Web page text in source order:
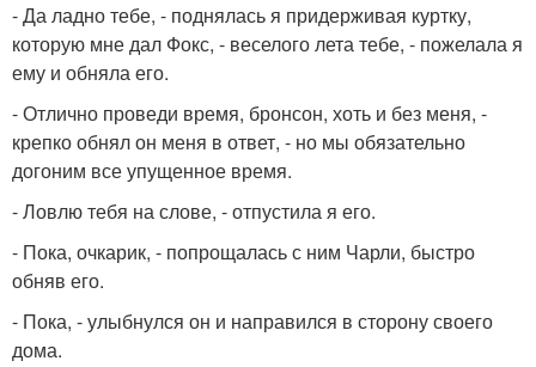
- Да ладно тебе, - поднялась я придерживая куртку,
которую мне дал Фокс, - веселого лета тебе, - пожелала я
ему и обняла его.
- Отлично проведи время, бронсон, хоть и без меня, -
крепко обнял он меня в ответ, - но мы обязательно
догоним все упущенное время.
- Ловлю тебя на слове, - отпустила я его.
- Пока, очкарик, - попрощалась с ним Чарли, быстро
обняв его.
- Пока, - улыбнулся он и направился в сторону своего
дома.